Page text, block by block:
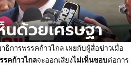
ธิการพรรคก้าวไกล เผยกับผู้สื่อข่าวเมื่อ
รคก้าวไกลจะออกเสียงไม่เห็นชอบต่อการ